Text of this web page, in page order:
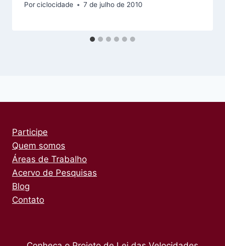
Porciclocidade 7 de julho de 2010
Participe
Quem somos
Áreas de Trabalho
Acervo de Pesquisas
Blog
Contato